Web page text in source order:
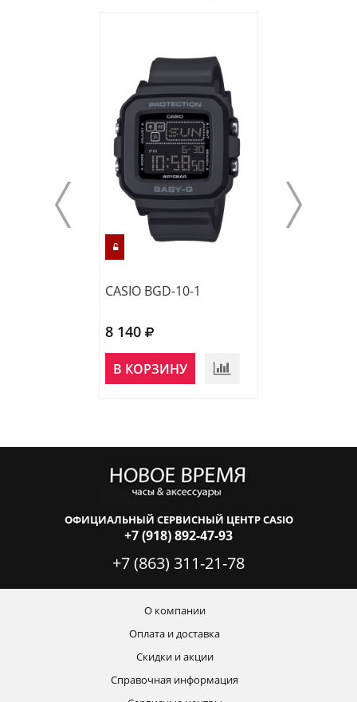
CASIO BGD-10-1
8 140
В КОРЗИНУ
ОФИЦИАЛЬНЫЙ СЕРВИСНЫЙ ЦЕНТР CASIO
+7 (918) 892-47-93
+7 (863) 311-21-78
О компании
Оплата и доставка
Скидки и акции
Справочная информация